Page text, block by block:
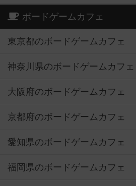
ボードゲームカフェ
東京都のボードゲームカフェ
神奈川県のボードゲームカフェ
大阪府のボードゲームカフェ
京都府のボードゲームカフェ
愛知県のボードゲームカフェ
福岡県のボードゲームカフェ